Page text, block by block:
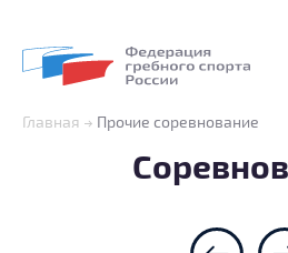
Главная Прочие соревнование